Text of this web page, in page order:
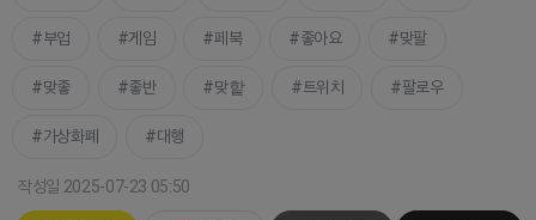
부업 게임 페북 좋아요 맞팔
맞좋 좋반 맞핱 트위치 팔로우
가상화폐 대행
작성일 2025-07-23 05:50